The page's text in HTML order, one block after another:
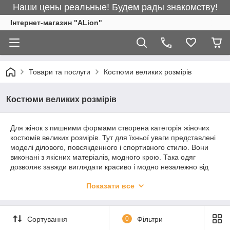
Наши цены реальные! Будем рады знакомству!
Інтернет-магазин "ALіon"
Товари та послуги Костюми великих розмірів
Костюми великих розмірів
Для жінок з пишними формами створена категорія жіночих
костюмів великих розмірів. Тут для їхньої уваги представлені
моделі ділового, повсякденного і спортивного стилю. Вони
виконані з якісних матеріалів, модного крою. Така одяг
дозволяє завжди виглядати красиво і модно незалежно від
Жіночі костюми великих розмірів
Мода змінюється стрімко, і зараз немає різниці, які
Показати все
Сортування 0 Фільтри